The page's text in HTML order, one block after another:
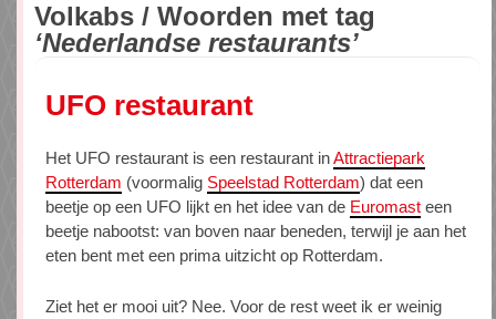
Volkabs / Woorden met tag
‘Nederlandse restaurants’
UFO restaurant
Het UFO restaurant is een restaurant inAttractiepark
Rotterdam (voormalig Speelstad Rotterdam) dat een
beetje op een UFO lijkt en het idee van de Euromast een
beetje nabootst: van boven naar beneden, terwijl je aan het
eten bent met een prima uitzicht op Rotterdam.
Ziet het er mooi uit? Nee. Voor de rest weet ik er weinig